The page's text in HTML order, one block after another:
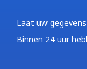
Laat uw
Binnen 24 uur